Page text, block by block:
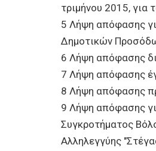
τριμήνου 2015,
5 Λήψη απόφασης
Δημοτικών
6 Λήψη απόφασης
7 Λήψη απόφασης
8 Λήψη απόφασης
9 Λήψη απόφασης
Συγκροτήματος
Αλληλεγγύης